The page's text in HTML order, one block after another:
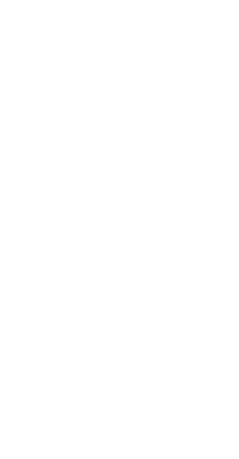
Aceito receber emails sobre